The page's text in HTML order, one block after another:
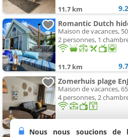
11.7 km 9.2
Romantic Dutch
Maison de vacances,
2 personnes, 1
11.7 km 9.7
Zomerhuis plage
Maison de vacances,
4 personnes, 2
Nous nous soucions